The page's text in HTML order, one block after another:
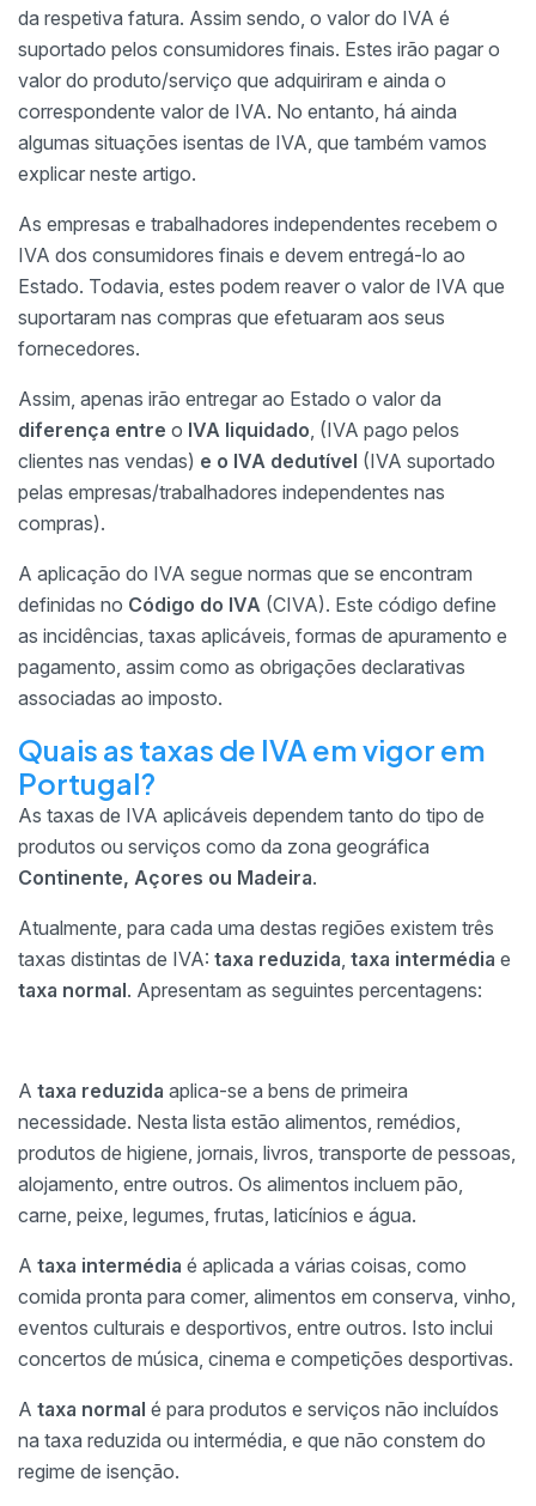
da respetiva fatura. Assim sendo, o valor do IVA é
suportado pelos consumidores finais. Estes irão pagar o
valor do produto/serviço que adquiriram e ainda o
correspondente valor de IVA. No entanto, há ainda
algumas situações isentas de IVA, que também vamos
explicar neste artigo.
As empresas e trabalhadores independentes recebem o
IVA dos consumidores finais e devem entregá-lo ao
Estado. Todavia, estes podem reaver o valor de IVA que
suportaram nas compras que efetuaram aos seus
fornecedores.
Assim, apenas irão entregar ao Estado o valor da
diferença entre o IVA liquidado, (IVA pago pelos
clientes nas vendas) e o IVA dedutível (IVA suportado
pelas empresas/trabalhadores independentes nas
compras).
A aplicação do IVA segue normas que se encontram
definidas no Código do IVA (CIVA). Este código define
as incidências, taxas aplicáveis, formas de apuramento e
pagamento, assim como as obrigações declarativas
associadas ao imposto.
Quais as taxas de IVA em vigor em
Portugal?
As taxas de IVA aplicáveis dependem tanto do tipo de
produtos ou serviços como da zona geográfica
Continente, Açores ou Madeira.
Atualmente, para cada uma destas regiões existem três
taxas distintas de IVA: taxa reduzida, taxa intermédia e
taxa normal. Apresentam as seguintes percentagens:
A taxa reduzida aplica-se a bens de primeira
necessidade. Nesta lista estão alimentos, remédios,
produtos de higiene, jornais, livros, transporte de pessoas,
alojamento, entre outros. Os alimentos incluem pão,
carne, peixe, legumes, frutas, laticínios e água.
A taxa intermédia é aplicada a várias coisas, como
comida pronta para comer, alimentos em conserva, vinho,
eventos culturais e desportivos, entre outros. Isto inclui
concertos de música, cinema e competições desportivas.
A taxa normal é para produtos e serviços não incluídos
na taxa reduzida ou intermédia, e que não constem do
regime de isenção.